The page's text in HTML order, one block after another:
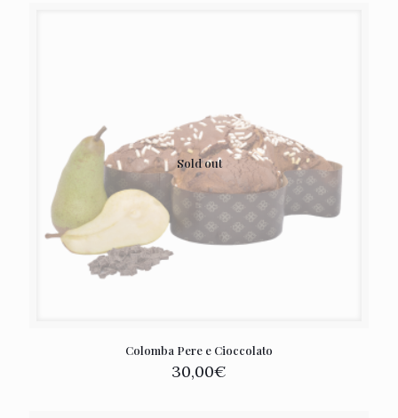
Sold out
Colomba Pere e Cioccolato
30,00€